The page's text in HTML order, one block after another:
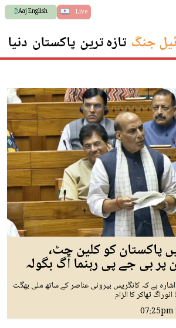
Live
Aaj English
جنگ تازہ ترین پاکستان دنیا
پاکستان کو کلین چٹ،
پر بی جے پی رہنما آگ بگولہ
ہے کہ کانگریس بیرونی عناصر کے ساتھ ملی بھگت
ٹھاکر کا الزام
07:25pm